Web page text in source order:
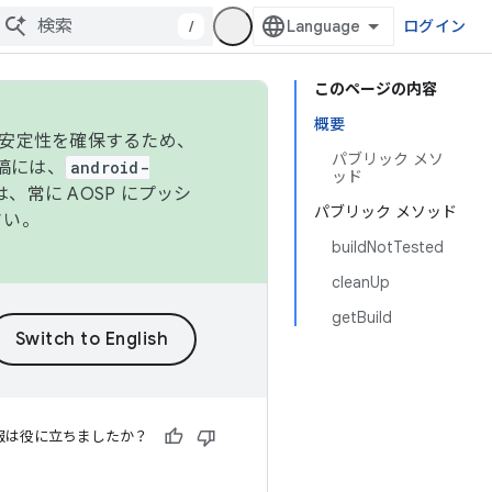
/ ログイン
このページの内容
概要
パブリック メソ
ッド
パブリック メソッド
buildNotTested
cleanUp
getBuild
性を確保するため、
は、
android-
常に AOSP にプッシ
。
は役に立ちましたか？